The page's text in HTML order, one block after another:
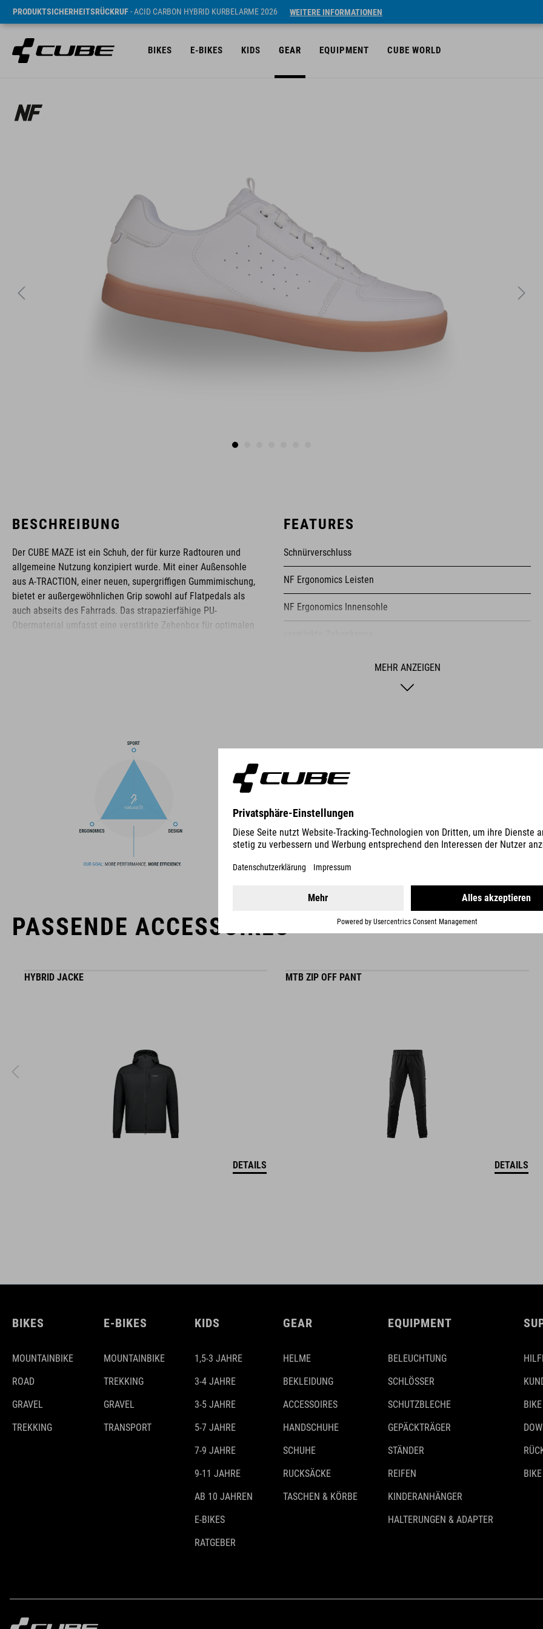
PRODUKTSICHERHEITSRÜCKRUF- ACID CARBON HYBRID KURBELARME 2026 WEITERE INFORMATIONEN
BIKES E-BIKES KIDS GEAR EQUIPMENT CUBE WORLD
BESCHREIBUNG
Der CUBE MAZE ist ein Schuh, der für kurze Radtouren und
allgemeine Nutzung konzipiert wurde. Mit einer Außensohle
aus A-TRACTION, einer neuen, supergriffigen Gummimischung,
bietet er außergewöhnlichen Grip sowohl auf Flatpedals als
auch abseits des Fahrrads. Das strapazierfähige PU-
Obermaterial umfasst eine verstärkte Zehenbox für optimalen
Die Marke CUBE steht für innovative und qualitativ
hochwertige Produkte, welche sich stetig an aktuellen Trends
orientieren. Durch die enge Zusammenarbeit der Designer in
FEATURES
Schnürverschluss
NF Ergonomics Leisten
NF Ergonomics Innensohle
griffige A-TRACTION Außensohle für Flatpedale
MEHR ANZEIGEN
Die Natural Fit by CUBE Serie umfasst innovative Produkte, die
wurden. Durch die Ausrichtung auf besten Komfort und
Vergangenheit an. Hochwertige Materialien und das
WEITERLESEN
PASSENDE ACCESSOIRES
HYBRID JACKE
DETAILS
MTB ZIP OFF PANT
DETAILS
BIKES
MOUNTAINBIKE
ROAD
GRAVEL
TREKKING
E-BIKES
MOUNTAINBIKE
TREKKING
GRAVEL
TRANSPORT
KIDS
1,5-3 JAHRE
3-4 JAHRE
3-5 JAHRE
5-7 JAHRE
7-9 JAHRE
9-11 JAHRE
AB 10 JAHREN
E-BIKES
RATGEBER
GEAR
HELME
BEKLEIDUNG
ACCESSOIRES
HANDSCHUHE
SCHUHE
RUCKSÄCKE
TASCHEN & KÖRBE
EQUIPMENT
BELEUCHTUNG
SCHLÖSSER
SCHUTZBLECHE
GEPÄCKTRÄGER
STÄNDER
REIFEN
KINDERANHÄNGER
HALTERUNGEN & ADAPTER